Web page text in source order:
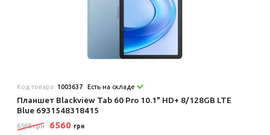
Код товара: 1003637 Есть на складе
Планшет Blackview Tab 60 Pro 10.1" HD+ 8/128GB LTE
Blue 6931548318415
6568 грн 6560 грн